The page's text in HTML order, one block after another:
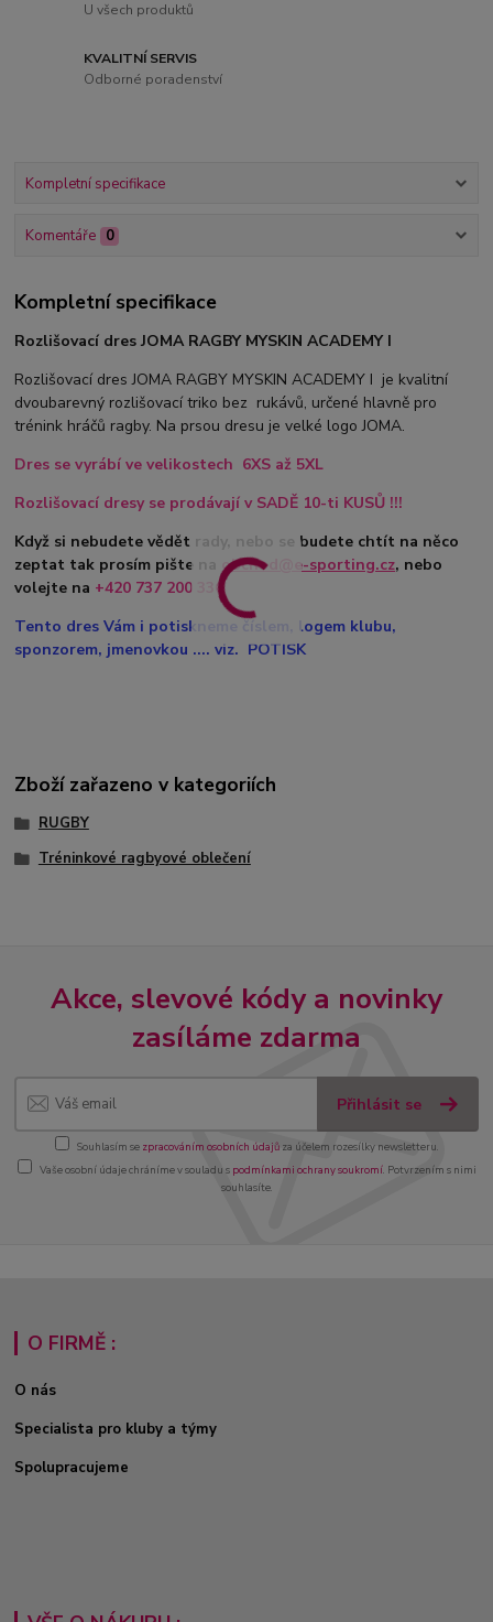
U všech produktů
KVALITNÍ SERVIS
Odborné poradenství
Kompletní specifikace
Komentáře 0
Kompletní specifikace
Rozlišovací dres JOMA RAGBY MYSKIN ACADEMY I
Rozlišovací dres JOMA RAGBY MYSKIN ACADEMY I je kvalitní
dvoubarevný rozlišovací triko bez rukávů, určené hlavně pro
trénink hráčů ragby. Na prsou dresu je velké logo JOMA.
Dres se vyrábí ve velikostech 6XS až 5XL
Rozlišovací dresy se prodávají v SADĚ 10-ti KUSŮ !!!
Když si nebudete vědět rady, nebo se budete chtít na něco
zeptat tak prosím pište na obchod@e-sporting.cz, nebo
volejte na +420 737 200 336
Tento dres Vám i potiskneme číslem, logem klubu,
sponzorem, jmenovkou .... viz. POTISK
Zboží zařazeno v kategoriích
RUGBY
Tréninkové ragbyové oblečení
Akce, slevové kódy a novinky
zasíláme zdarma
Přihlásit se
Souhlasím se zpracováním osobních údajůza účelem rozesílky newsletteru.
Vaše osobní údaje chráníme v souladu s podmínkami ochrany soukromí. Potvrzením s nimi
souhlasíte.
O FIRMĚ :
O nás
Specialista pro kluby a týmy
Spolupracujeme